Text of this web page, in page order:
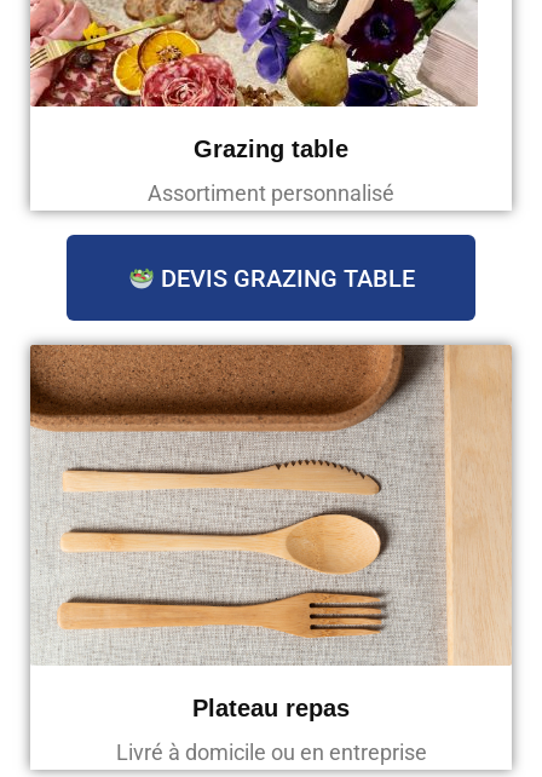
Grazing table
Assortiment personnalisé
DEVIS GRAZING TABLE
Plateau repas
Livré à domicile ou en entreprise